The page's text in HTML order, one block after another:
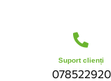
Suport clienți